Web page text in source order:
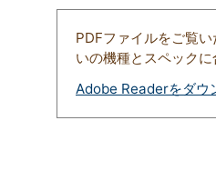
PDFファイルをご覧
いの機種とスペック
Adobe Readerをダウ